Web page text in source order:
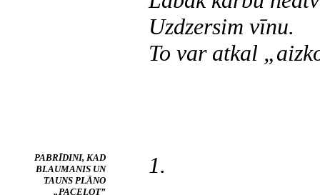
Uzdzersim vīnu.
To var atkal
PABRĪDINI, KAD
BLAUMANIS UN
TAUNS PLĀNO
„PACEĻOT”
1.